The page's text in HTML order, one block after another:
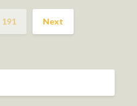
191 Next